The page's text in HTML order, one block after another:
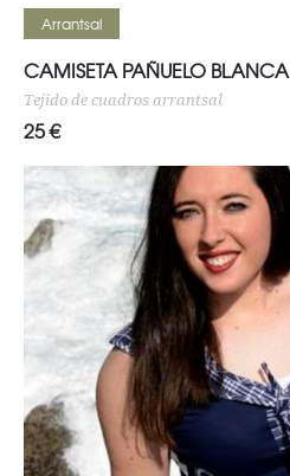
Seleccionar opciones
Arrantsal
CAMISETA PAÑUELO BLANCA
Tejido de cuadros arrantsal
25€